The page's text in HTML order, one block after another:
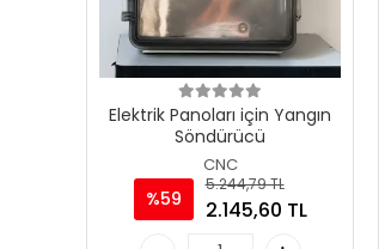
Elektrik Panoları için Yangın
Söndürücü
CNC
%59
5.244,79 TL
2.145,60 TL